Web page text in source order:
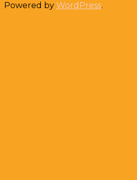
Powered by WordPress.